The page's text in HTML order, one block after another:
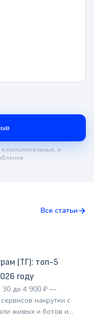
положительные, и
Все статьи
(ТГ): топ-5
году
30 до 4 900 ₽ —
накрутки с
живых и ботов и